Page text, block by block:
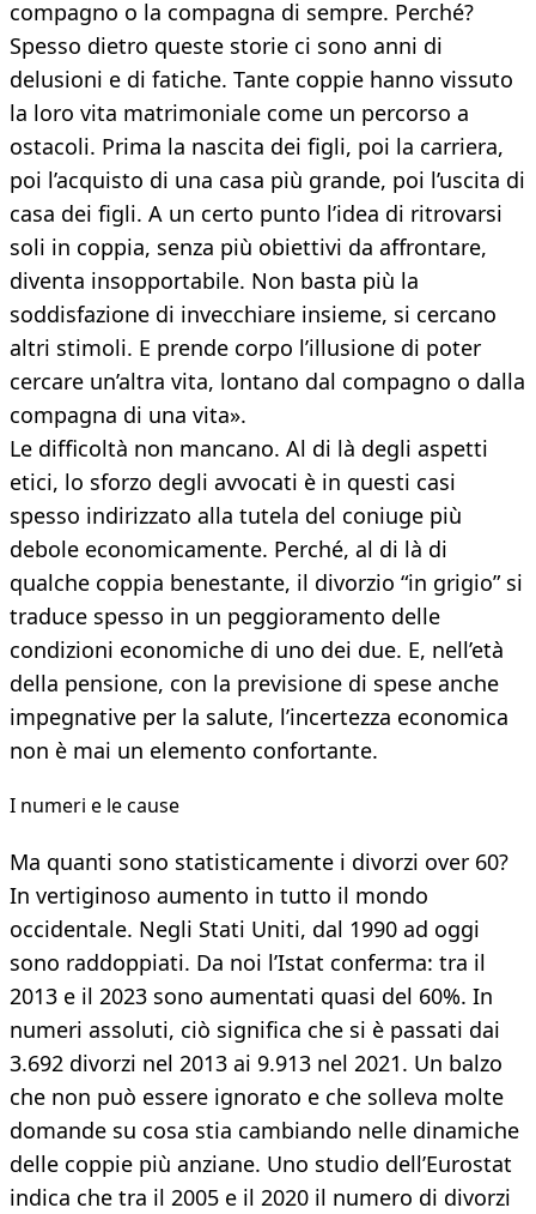
compagno o la compagna di sempre. Perché?
Spesso dietro queste storie ci sono anni di
delusioni e di fatiche. Tante coppie hanno vissuto
la loro vita matrimoniale come un percorso a
ostacoli. Prima la nascita dei figli, poi la carriera,
poi l’acquisto di una casa più grande, poi l’uscita di
casa dei figli. A un certo punto l’idea di ritrovarsi
soli in coppia, senza più obiettivi da affrontare,
diventa insopportabile. Non basta più la
soddisfazione di invecchiare insieme, si cercano
altri stimoli. E prende corpo l’illusione di poter
cercare un’altra vita, lontano dal compagno o dalla
compagna di una vita».
Le difficoltà non mancano. Al di là degli aspetti
etici, lo sforzo degli avvocati è in questi casi
spesso indirizzato alla tutela del coniuge più
debole economicamente. Perché, al di là di
qualche coppia benestante, il divorzio “in grigio” si
traduce spesso in un peggioramento delle
condizioni economiche di uno dei due. E, nell’età
della pensione, con la previsione di spese anche
impegnative per la salute, l’incertezza economica
non è mai un elemento confortante.
I numeri e le cause
Ma quanti sono statisticamente i divorzi over 60?
In vertiginoso aumento in tutto il mondo
occidentale. Negli Stati Uniti, dal 1990 ad oggi
sono raddoppiati. Da noi l’Istat conferma: tra il
2013 e il 2023 sono aumentati quasi del 60%. In
numeri assoluti, ciò significa che si è passati dai
3.692 divorzi nel 2013 ai 9.913 nel 2021. Un balzo
che non può essere ignorato e che solleva molte
domande su cosa stia cambiando nelle dinamiche
delle coppie più anziane. Uno studio dell’Eurostat
indica che tra il 2005 e il 2020 il numero di divorzi